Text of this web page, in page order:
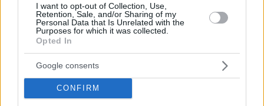
I want to opt-out of Collection, Use,
Retention, Sale, and/or Sharing of my
Personal Data that Is Unrelated with the
Purposes for which it was collected.
Opted In
Google consents
CONFIRM
αναφέρθηκε και παρουσία τουρκικών
μαχητικών στην περιοχή.
Ο Πρόεδρος της Κυπριακής Δημοκρατίας Νίκος
Χριστοδουλίδης χαρακτήρισε τις ενέργειες
αυτές απαράδεκτες, σημειώνοντας ότι όταν
τέτοιες παρενοχλήσεις στρέφονται εναντίον
υπουργών κρατών μελών της Ευρωπαϊκής